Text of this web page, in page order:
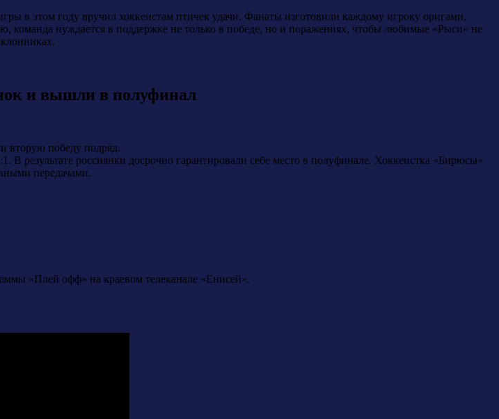
в этом году вручил хоккеистам птичек удачи. Фанаты изготовили каждому игроку оригами,
команда нуждается в поддержке не только в победе, но и поражениях, чтобы любимые «Рыси» не
и вышли в полуфинал
вторую победу подряд.
В результате россиянки досрочно гарантировали себе место в полуфинале. Хоккеистка «Бирюсы»
передачами.
«Плей офф» на краевом телеканале «Енисей».